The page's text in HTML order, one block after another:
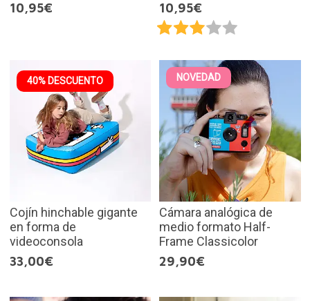
10,95€
10,95€
40% DESCUENTO
Cojín hinchable gigante
en forma de
videoconsola
33,00€
NOVEDAD
Cámara analógica de
medio formato Half-
Frame Classicolor
29,90€